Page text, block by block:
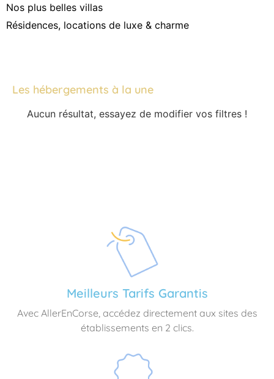
Nos plus belles villas
Résidences, locations de luxe & charme
Les hébergements à la une
Aucun résultat, essayez de modifier vos filtres !
Meilleurs Tarifs Garantis
Avec AllerEnCorse, accédez directement aux sites des
établissements en 2 clics.